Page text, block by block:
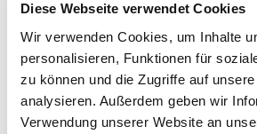
Diese Webseite verwendet Cookies
Wir verwenden Cookies, um Inhalte
personalisieren, Funktionen für
zu können und die Zugriffe auf
analysieren. Außerdem geben wir
Verwendung unserer Website an
& Co. sicher nutzen
Compliance und Chatbots – ein
man es richtig macht! Lesen Sie, wie
Zugänge für KI-Assistenz sensible